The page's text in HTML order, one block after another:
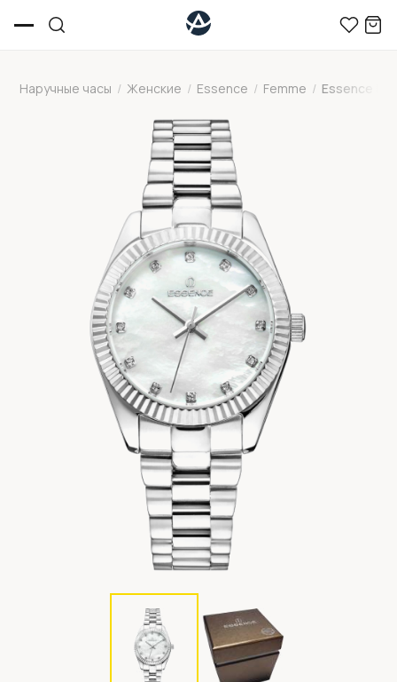
Наручные часы / Женские / Essence / Femme / Essence